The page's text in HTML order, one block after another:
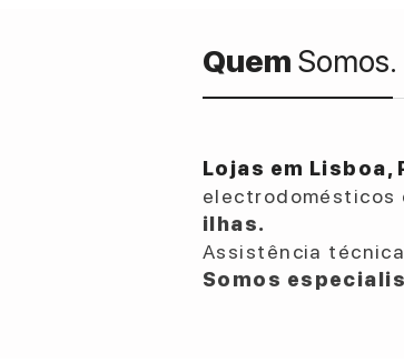
Quem Somos.
Lojas em Lisboa,
electrodomésticos
ilhas.
Assistência
Somos